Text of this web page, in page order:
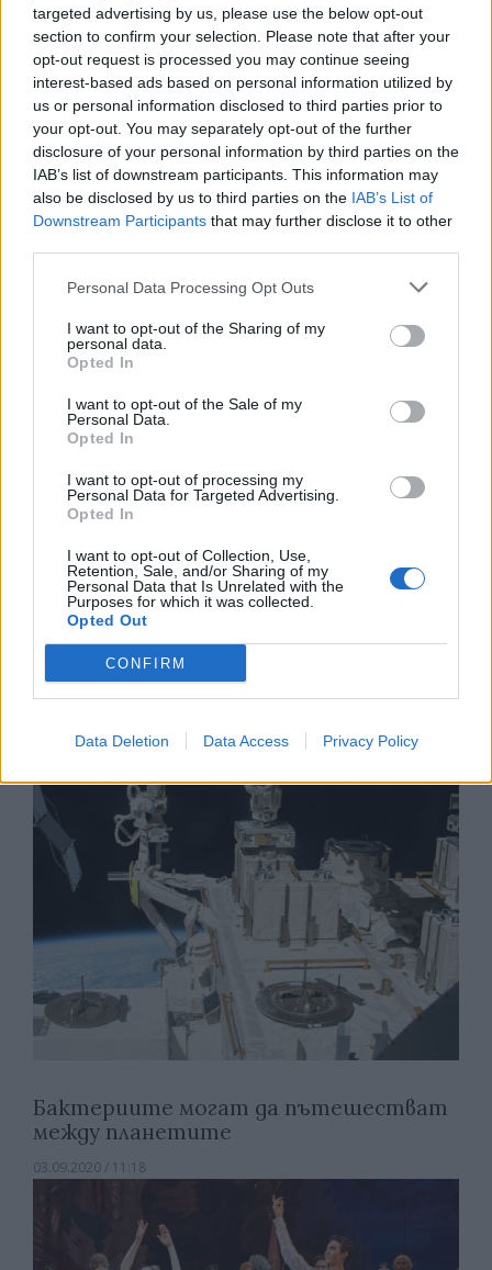
targeted advertising by us, please use the below opt-out
section to confirm your selection. Please note that after your
opt-out request is processed you may continue seeing
interest-based ads based on personal information utilized by
us or personal information disclosed to third parties prior to
your opt-out. You may separately opt-out of the further
disclosure of your personal information by third parties on the
IAB’s list of downstream participants. This information may
also be disclosed by us to third parties on the IAB’s List of
Downstream Participants that may further disclose it to other
Personal Data Processing Opt Outs
I want to opt-out of the Sharing of my
personal data.
Opted In
I want to opt-out of the Sale of my
Personal Data.
Opted In
I want to opt-out of processing my
Personal Data for Targeted Advertising.
Opted In
I want to opt-out of Collection, Use,
Retention, Sale, and/or Sharing of my
Personal Data that Is Unrelated with the
Purposes for which it was collected.
Opted Out
CONFIRM
Data Deletion Data Access Privacy Policy
„Зелената" енергетика постави
рекорд в САЩ
03.09.2020 / 16:29
Япония сключи първия си крупен
експортен оръжеен контракт
Бактериите могат да пътешестват
между планетите
03.09.2020 / 11:18